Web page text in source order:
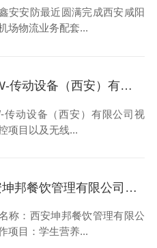
安安防最近圆满完成西安咸阳
场物流业务配套...
SEW-传动设备（西安）有限公司视频监控项目以及无线AP项目
传动设备（西安）有限公司视
项目以及无线...
西安坤邦餐饮管理有限公司学生营养餐配送车车载监控系统服务获客户认可
称：西安坤邦餐饮管理有限公
项目：学生营养...